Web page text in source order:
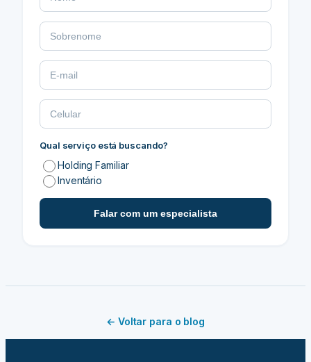
Qual serviço está buscando?
Holding Familiar
Inventário
Falar com um especialista
← Voltar para o blog